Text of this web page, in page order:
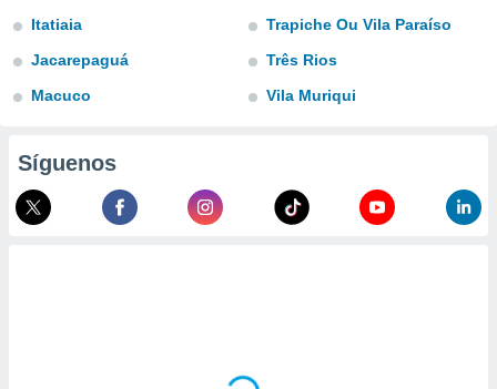
y
disponible
Itatiaia
Jacarepaguá
Macuco
Trapiche Ou Vila Paraíso
Três Rios
Vila Muriqui
Síguenos